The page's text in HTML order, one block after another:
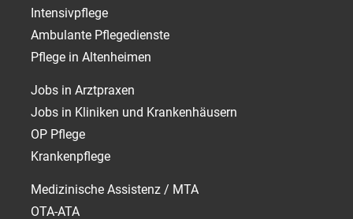
Intensivpflege
Ambulante Pflegedienste
Pflege in Altenheimen
Jobs in Arztpraxen
Jobs in Kliniken und Krankenhäusern
OP Pflege
Krankenpflege
Medizinische Assistenz / MTA
OTA-ATA